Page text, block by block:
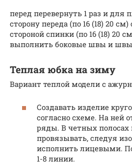
перед перевернуть 1 раз и
сторону переда (по 16 (18) 20
стороной спинки (по 16 (18) 20
выполнить боковые швы и швы
Теплая юбка на зиму
Вариант теплой модели с
Создавать изделие
согласно схеме. На ней
ряды. В четных полосах
провязывать, следуя
исполнить лицевыми.
1-8 линии.